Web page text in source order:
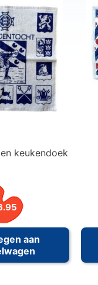
keukendoek
aan